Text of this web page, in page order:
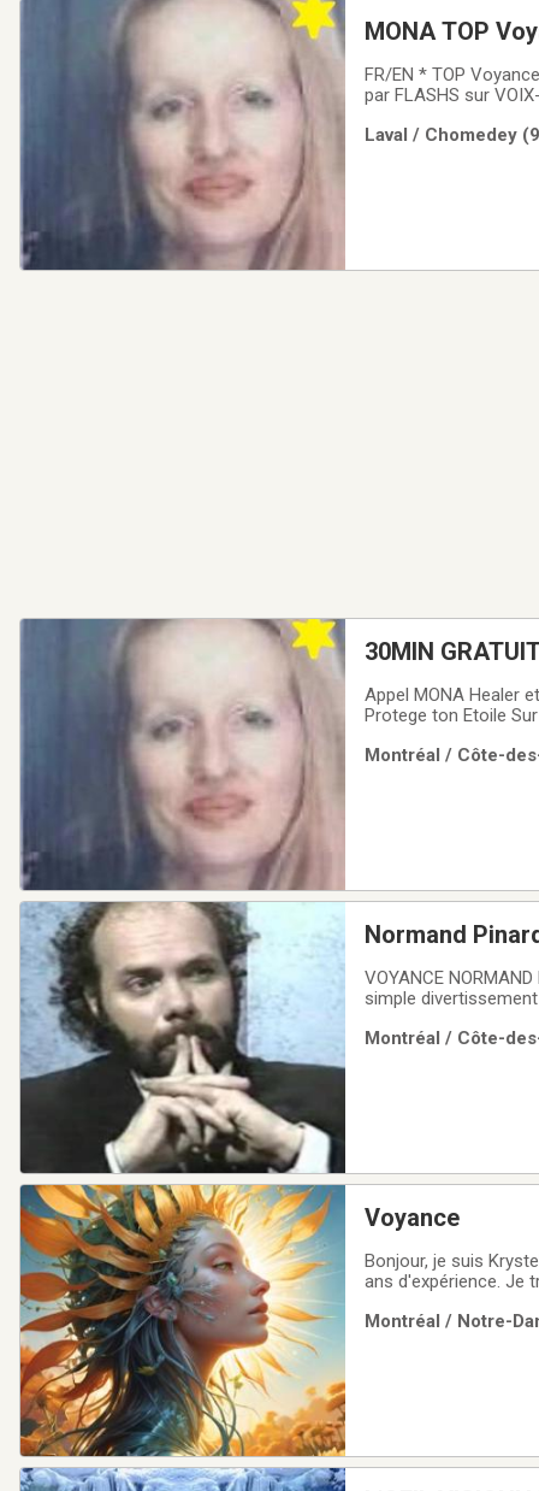
MONA TOP
FR/EN * TOP
par FLASHS sur
Laval / Chomedey
30MIN GRATUIT*
Appel MONA Healer et 10 X Moins
Protege ton Etoile Sur 514-898-6662 VOYANCE Pure De Vérité 100% PROTECTION Occulte..! Mon DON est de
Voyance est Direct
Montréal / Côte-
Normand
VOYANCE
simple divertissement alors, je suis à votre disposition.Conférencier en
Vous avez besoin
Montréal / Côte-
Voyance
Bonjour, je suis
ans d'expérience. Je
avertirez des dangers
Montréal / Notre-